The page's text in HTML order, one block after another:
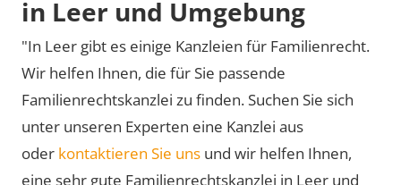
in Leer und Umgebung
"In Leer gibt es einige Kanzleien für Familienrecht.
Wir helfen Ihnen, die für Sie passende
Familienrechtskanzlei zu finden. Suchen Sie sich
unter unseren Experten eine Kanzlei aus
oder kontaktieren Sie uns und wir helfen Ihnen,
eine sehr gute Familienrechtskanzlei in Leer und